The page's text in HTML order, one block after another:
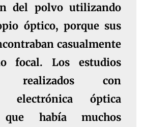
del polvo utilizando
óptico, porque sus
casualmente
focal. Los estudios
realizados con
electrónica óptica
que había muchos